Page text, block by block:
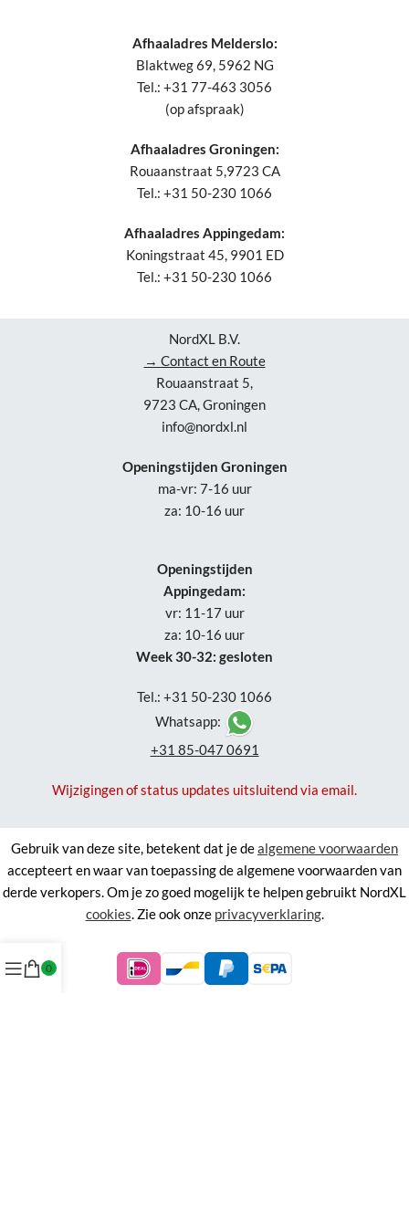
Afhaaladres Melderslo:
Blaktweg 69, 5962 NG
Tel.: +31 77-463 3056
(op afspraak)
Afhaaladres Groningen:
Rouaanstraat 5,9723 CA
Tel.: +31 50-230 1066
Afhaaladres Appingedam:
Koningstraat 45, 9901 ED
Tel.: +31 50-230 1066
NordXL B.V.
→ Contact en Route
Rouaanstraat 5,
9723 CA, Groningen
info@nordxl.nl
Openingstijden Groningen
ma-vr: 7-16 uur
za: 10-16 uur
Openingstijden
Appingedam:
vr: 11-17 uur
za: 10-16 uur
Week 30-32: gesloten
Tel.: +31 50-230 1066
Whatsapp:
+31 85-047 0691
Wijzigingen of status updates uitsluitend via email.
Gebruik van deze site, betekent dat je dealgemene voorwaarden
accepteert en waar van toepassing de algemene voorwaarden van
derde verkopers. Om je zo goed mogelijk te helpen gebruikt NordXL
cookies. Zie ook onze privacyverklaring.
0